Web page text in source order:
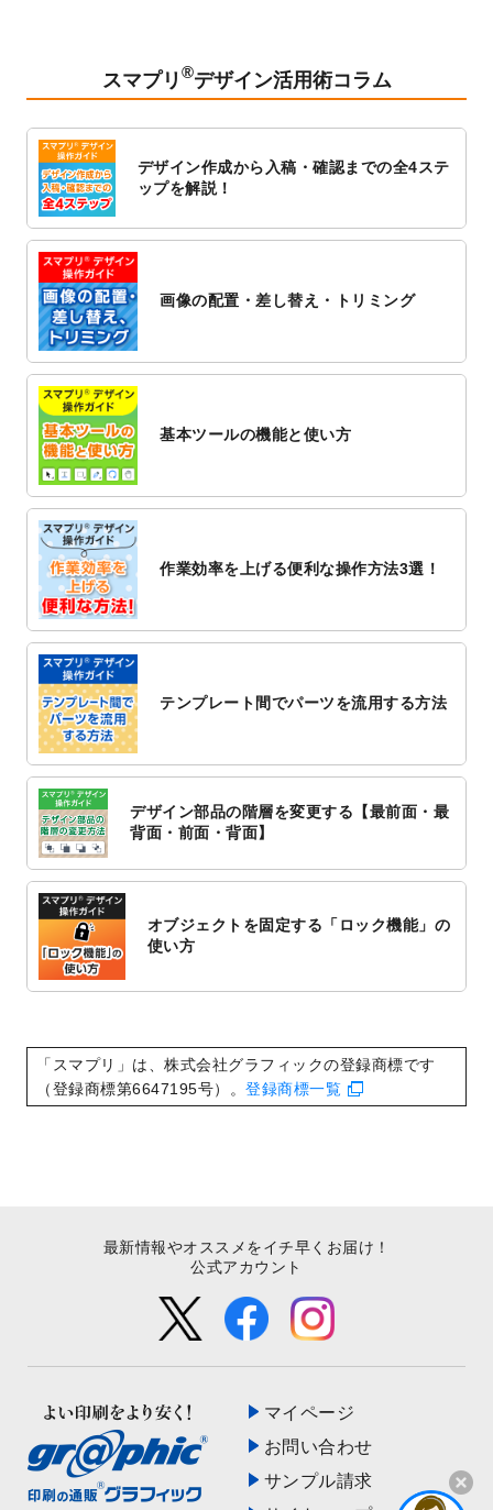
追加しました。
2023/1/13
4月始まりのカレンダーデザインテンプレー
2023/1/5
スタンプカードのデザインテンプレート
追加しました。
2022/12/26
止のお知らせ
2022/12/16
トを公開いたしました。
2022/12/1
2022/11/25
【新商品】封筒が作成できるようになりま
2022/11/25
【新商品】クリアファイルが作成できるよ
2022/11/4
しました。
2022/10/26
レートを追加しました。
2022/10/26
追加しました。
2022/10/20
2022/10/14
年賀ポスターのデザインテンプレートを公
2022/10/6
チラシ作成からポスティング配布注文まで
2022/10/1
2023年版1月始まりのカレンダーデザイン
2022/9/21
コンサートのチラシデザインテンプレート
2022/9/5
年賀状のデザインテンプレート
2022/9/5
喪中はがきのデザインテンプレートを公開
2022/8/24
印刷用データの解像度
を引き上げまし
た！
スマプリ ®デザイン活用術コラム
デザイン作成から入稿・確認までの全4ステ
ップを解説！
画像の配置・差し替え・トリミング
基本ツールの機能と使い方
作業効率を上げる便利な操作方法3選！
テンプレート間でパーツを流用する方法
デザイン部品の階層を変更する【最前面・最
背面・前面・背面】
オブジェクトを固定する「ロック機能」の
使い方
「スマプリ」は、株式会社グラフィックの登録商標です
（登録商標第6647195号）。 登録商標一覧
マイページ
お問い合わせ
サンプル請求
最新情報やオススメをイチ早くお届け！
公式アカウント